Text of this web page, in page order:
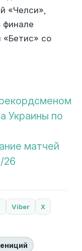
«Челси»,
финале
«Бетис» со
Украины по
матчей
26
Viber X